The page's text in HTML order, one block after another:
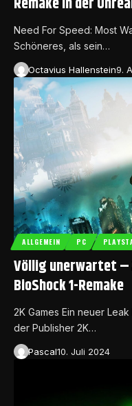
Need For Speed: Most
Schöneres, als sein…
Octavius Hallenstein9.
ALLGEMEIN PC
Völlig unerwartet –
BioShock 1-Remake
2K Games Ein neuer
der Publisher 2K…
Pascal10. Juli 2024